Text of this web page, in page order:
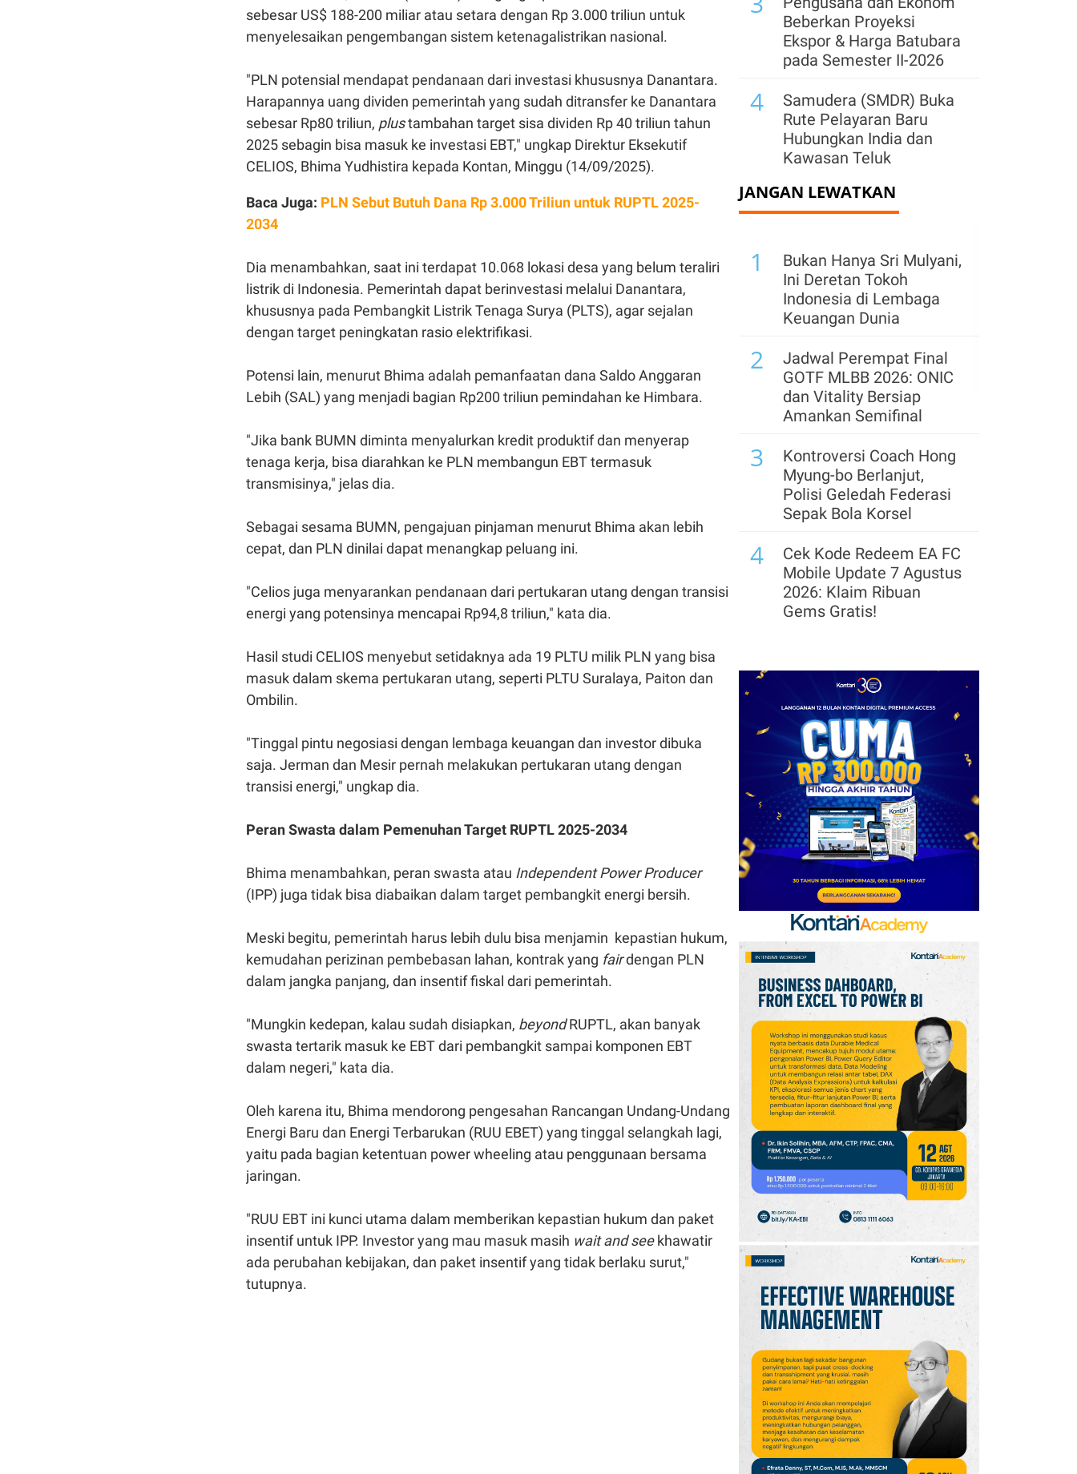
sebesar US$ 188-200 miliar atau setara dengan Rp 3.000 triliun untuk
menyelesaikan pengembangan sistem ketenagalistrikan nasional.
"PLN potensial mendapat pendanaan dari investasi khususnya Danantara.
Harapannya uang dividen pemerintah yang sudah ditransfer ke Danantara
sebesar Rp80 triliun, plustambahan target sisa dividen Rp 40 triliun tahun
2025 sebagin bisa masuk ke investasi EBT," ungkap Direktur Eksekutif
CELIOS, Bhima Yudhistira kepada Kontan, Minggu (14/09/2025).
Baca Juga: PLN Sebut Butuh Dana Rp 3.000 Triliun untuk RUPTL 2025-
2034
Dia menambahkan, saat ini terdapat 10.068 lokasi desa yang belum teraliri
listrik di Indonesia. Pemerintah dapat berinvestasi melalui Danantara,
khususnya pada Pembangkit Listrik Tenaga Surya (PLTS), agar sejalan
dengan target peningkatan rasio elektrifikasi.
Potensi lain, menurut Bhima adalah pemanfaatan dana Saldo Anggaran
Lebih (SAL) yang menjadi bagian Rp200 triliun pemindahan ke Himbara.
"Jika bank BUMN diminta menyalurkan kredit produktif dan menyerap
tenaga kerja, bisa diarahkan ke PLN membangun EBT termasuk
transmisinya," jelas dia.
Sebagai sesama BUMN, pengajuan pinjaman menurut Bhima akan lebih
cepat, dan PLN dinilai dapat menangkap peluang ini.
"Celios juga menyarankan pendanaan dari pertukaran utang dengan transisi
energi yang potensinya mencapai Rp94,8 triliun," kata dia.
Hasil studi CELIOS menyebut setidaknya ada 19 PLTU milik PLN yang bisa
masuk dalam skema pertukaran utang, seperti PLTU Suralaya, Paiton dan
Ombilin.
"Tinggal pintu negosiasi dengan lembaga keuangan dan investor dibuka
saja. Jerman dan Mesir pernah melakukan pertukaran utang dengan
transisi energi," ungkap dia.
Peran Swasta dalam Pemenuhan Target RUPTL 2025-2034
Bhima menambahkan, peran swasta atau Independent Power Producer
(IPP) juga tidak bisa diabaikan dalam target pembangkit energi bersih.
Meski begitu, pemerintah harus lebih dulu bisa menjamin kepastian hukum,
kemudahan perizinan pembebasan lahan, kontrak yang fairdengan PLN
dalam jangka panjang, dan insentif fiskal dari pemerintah.
"Mungkin kedepan, kalau sudah disiapkan, beyondRUPTL, akan banyak
swasta tertarik masuk ke EBT dari pembangkit sampai komponen EBT
dalam negeri," kata dia.
Oleh karena itu, Bhima mendorong pengesahan Rancangan Undang-Undang
Energi Baru dan Energi Terbarukan (RUU EBET) yang tinggal selangkah lagi,
yaitu pada bagian ketentuan power wheeling atau penggunaan bersama
jaringan.
"RUU EBT ini kunci utama dalam memberikan kepastian hukum dan paket
insentif untuk IPP. Investor yang mau masuk masih wait and seekhawatir
ada perubahan kebijakan, dan paket insentif yang tidak berlaku surut,"
tutupnya.
Beberkan Proyeksi
Ekspor & Harga Batubara
pada Semester II-2026
4
Samudera (SMDR) Buka
Rute Pelayaran Baru
Hubungkan India dan
Kawasan Teluk
5
Suryacipta Swadaya
Incar Target Penjualan
Akhir 2026
Haraku Ramen
Targetkan Miliki 30 Gerai
hingga Akhir 2026
7
Perpres Ojol Ditargetkan
Terbit Sebelum 17
Agustus 2026, Ini
8
Petani Tebu Minta HPP
Gula Naik Menjadi
Rp16.875 per Kg, Apa
9
Target Transaksi
Indonesia Shopping
Festival Rp 38 Triliun,
10 RKAB PT Timah 2026 di
Belitung Habis, Perpres
Disiapkan Untuk Serap
Timah Rakyat
JANGAN LEWATKAN
1
Bukan Hanya Sri Mulyani,
Ini Deretan Tokoh
Indonesia di Lembaga
Keuangan Dunia
2
Jadwal Perempat Final
GOTF MLBB 2026: ONIC
dan Vitality Bersiap
Amankan Semifinal
3
Kontroversi Coach Hong
Myung-bo Berlanjut,
Polisi Geledah Federasi
Sepak Bola Korsel
4
Cek Kode Redeem EA FC
Mobile Update 7 Agustus
2026: Klaim Ribuan
Gems Gratis!
Treasuri 9,63 Miliar, Cek
Profil Emiten DSSA
hingga Kinerjanya
Arsenal Perpanjang
Kerja Sama dengan
Emirates hingga 2033, Ini
Detail Kemitraannya
7
Klasemen Grup A Piala
AFF 2026: Ini Skenario
Indonesia Lolos ke
Semifinal
8
Promo Alfamart Murah
Banget 7–13 Agustus
2026, Sunlight hingga
Bebelac Diskon
FIFA Akhirnya Cairkan
Hadiah Timnas Yordania
yang Tertunda 8 Bulan
10 Promo JSM Superindo
7–9 Agustus 2026,
Minyak Goreng Rp37.900
hingga Buah Diskon 50%